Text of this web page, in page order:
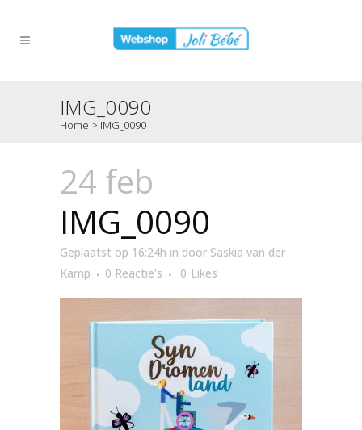
IMG_0090
Home > IMG_0090
24 feb
IMG_0090
Geplaatst op 16:24h in door Saskia van der
Kamp
0 Reactie's 0 Likes